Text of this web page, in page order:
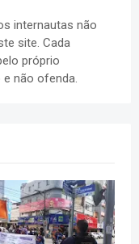
internautas não
site. Cada
próprio
não ofenda.